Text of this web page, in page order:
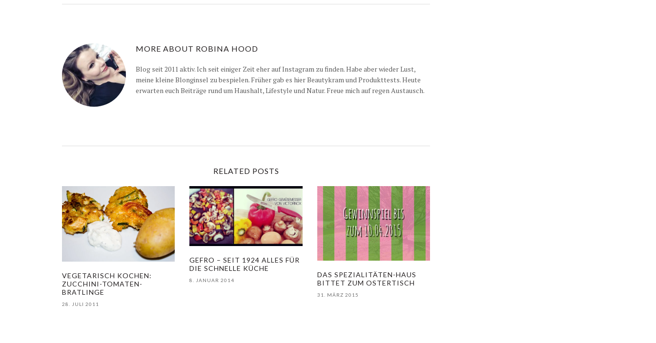
MORE ABOUT ROBINA HOOD
Blog seit 2011 aktiv. Ich seit einiger Zeit eher auf Instagram zu finden. Habe aber wieder Lust,
meine kleine Blonginsel zu bespielen. Früher gab es hier Beautykram und Produkttests. Heute
erwarten euch Beiträge rund um Haushalt, Lifestyle und Natur. Freue mich auf regen Austausch.
RELATED POSTS
VEGETARISCH KOCHEN:
ZUCCHINI-TOMATEN-
BRATLINGE
28. JULI 2011
GEFRO – SEIT 1924 ALLES FÜR
DIE SCHNELLE KÜCHE
8. JANUAR 2014
DAS SPEZIALITÄTEN-HAUS
BITTET ZUM OSTERTISCH
31. MÄRZ 2015